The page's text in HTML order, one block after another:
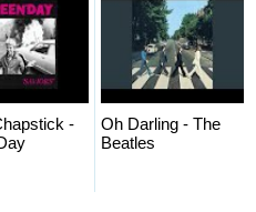
-
Oh Darling - The
Beatles